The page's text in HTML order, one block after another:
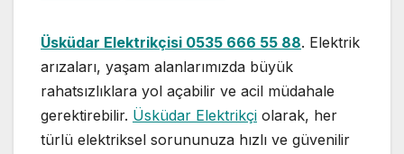
Üsküdar Elektrikçisi 0535 666 55 88. Elektrik
arızaları, yaşam alanlarımızda büyük
rahatsızlıklara yol açabilir ve acil müdahale
gerektirebilir. Üsküdar Elektrikçi olarak, her
türlü elektriksel sorununuza hızlı ve güvenilir